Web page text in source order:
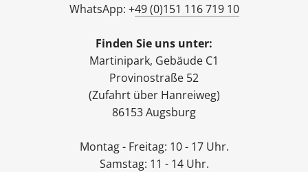
WhatsApp: +49 (0)151 116 719 10
Finden Sie uns unter:
Martinipark, Gebäude C1
Provinostraße 52
(Zufahrt über Hanreiweg)
86153 Augsburg
Montag - Freitag: 10 - 17 Uhr.
Samstag: 11 - 14 Uhr.